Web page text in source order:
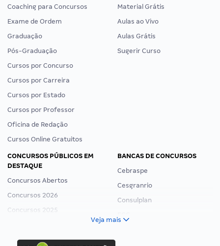
Coaching para Concursos
Exame de Ordem
Graduação
Pós-Graduação
Cursos por Concurso
Cursos por Carreira
Cursos por Estado
Cursos por Professor
Oficina de Redação
Cursos Online Gratuitos
Material Grátis
Aulas ao Vivo
Aulas Grátis
Sugerir Curso
CONCURSOS PÚBLICOS EM
DESTAQUE
Concursos Abertos
Concursos 2026
Concursos 2025
Concurso Ibama
BANCAS DE CONCURSOS
Cebraspe
Cesgranrio
Consulplan
Veja mais